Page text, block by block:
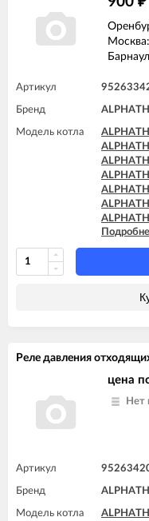
Москва:
Артикул
Бренд
Модель котла
Реле давления
цена
Нет
Артикул
Бренд
Модель котла